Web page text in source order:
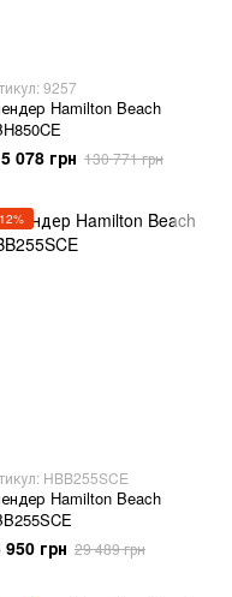
9257
Hamilton Beach
078 грн 130 771 грн
HBB255SCE
Hamilton Beach
950 грн 29 489 грн